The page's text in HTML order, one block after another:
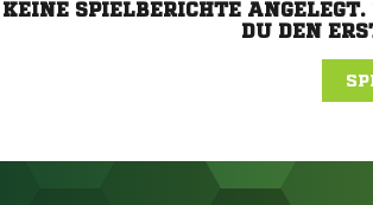
KEINE SPIELBERICHTE
DU DEN